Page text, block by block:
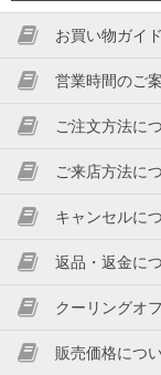
お買い物ガイド
営業時間のご
ご注文方法に
ご来店方法に
キャンセルに
返品・返金に
クーリングオ
販売価格につ